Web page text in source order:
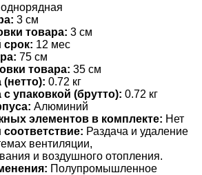
3 см
товара: 3 см
срок: 12 мес
75 см
товара: 35 см
(нетто): 0.72 кг
с упаковкой (брутто): 0.72 кг
Алюминий
элементов в комплекте: Нет
соответствие: Раздача и удаление
вентиляции,
и воздушного отопления.
Полупромышленное